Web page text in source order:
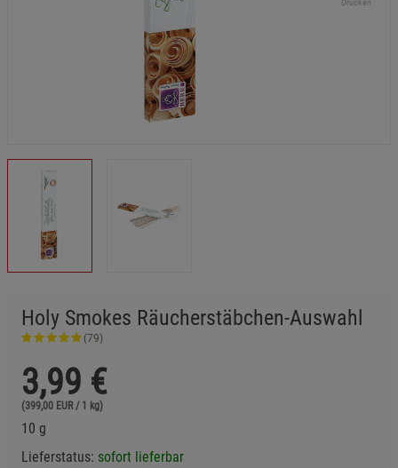
Drucken
Holy Smokes Räucherstäbchen-Auswahl
(79)
3,99 €
(399,00 EUR / 1 kg)
10 g
Lieferstatus: sofort lieferbar